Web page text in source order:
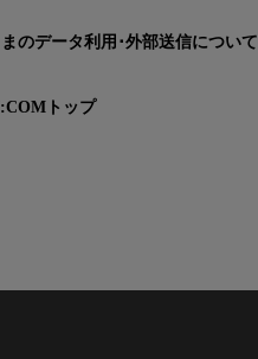
のデータ利用･外部送信について
トップ